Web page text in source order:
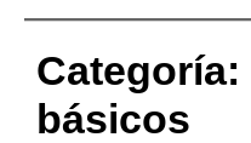
Categoría:
básicos